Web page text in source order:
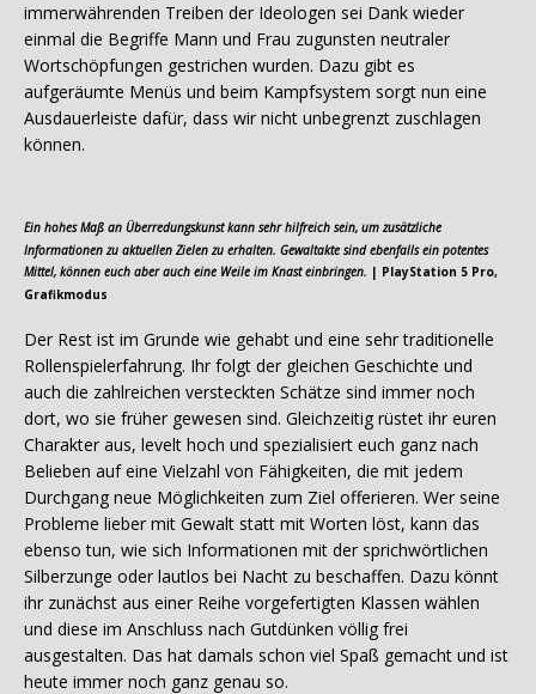
immerwährenden Treiben der Ideologen sei Dank wieder
einmal die Begriffe Mann und Frau zugunsten neutraler
Wortschöpfungen gestrichen wurden. Dazu gibt es
aufgeräumte Menüs und beim Kampfsystem sorgt nun eine
Ausdauerleiste dafür, dass wir nicht unbegrenzt zuschlagen
können.
Ein hohes Maß an Überredungskunst kann sehr hilfreich sein, um zusätzliche
Informationen zu aktuellen Zielen zu erhalten. Gewaltakte sind ebenfalls ein potentes
Mittel, können euch aber auch eine Weile im Knast einbringen. | PlayStation 5 Pro,
Grafikmodus
Der Rest ist im Grunde wie gehabt und eine sehr traditionelle
Rollenspielerfahrung. Ihr folgt der gleichen Geschichte und
auch die zahlreichen versteckten Schätze sind immer noch
dort, wo sie früher gewesen sind. Gleichzeitig rüstet ihr euren
Charakter aus, levelt hoch und spezialisiert euch ganz nach
Belieben auf eine Vielzahl von Fähigkeiten, die mit jedem
Durchgang neue Möglichkeiten zum Ziel offerieren. Wer seine
Probleme lieber mit Gewalt statt mit Worten löst, kann das
ebenso tun, wie sich Informationen mit der sprichwörtlichen
Silberzunge oder lautlos bei Nacht zu beschaffen. Dazu könnt
ihr zunächst aus einer Reihe vorgefertigten Klassen wählen
und diese im Anschluss nach Gutdünken völlig frei
ausgestalten. Das hat damals schon viel Spaß gemacht und ist
heute immer noch ganz genau so.